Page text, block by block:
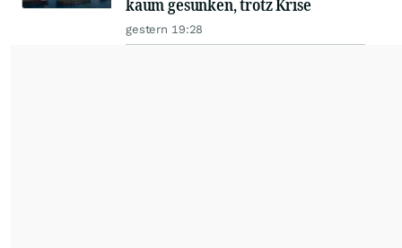
kaum gesunken, trotz Krise
gestern 19:28